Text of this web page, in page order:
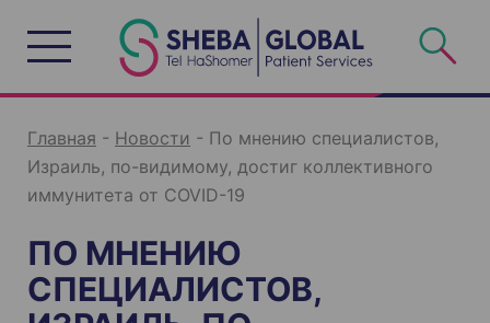
c
Главная - Новости - По мнению специалистов,
Израиль, по-видимому, достиг коллективного
иммунитета от COVID-19
ПО МНЕНИЮ
СПЕЦИАЛИСТОВ,